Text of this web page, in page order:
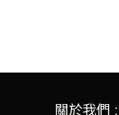
關於我們 :